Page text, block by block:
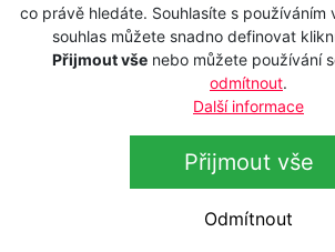
co právě hledáte. Souhlasíte s používáním
souhlas můžete snadno definovat
Přijmout vše nebo můžete používání
odmítnout.
Další informace
Přijmout vše
Odmítnout
Kadeřnický hřeben
střihací
165 Kč s DPH
Kadeřnický hřeben
99 Kč s DPH